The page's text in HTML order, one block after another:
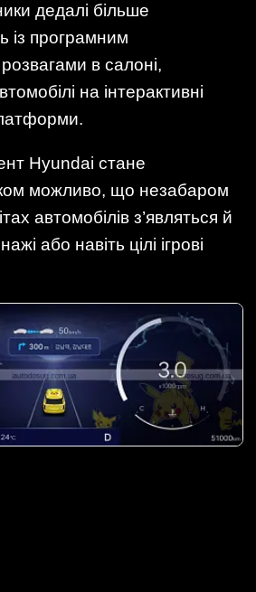
дедалі більше
із програмним
в салоні,
на інтерактивні
Hyundai стане
можливо, що незабаром
автомобілів з’являться й
або навіть цілі ігрові